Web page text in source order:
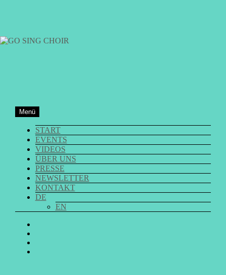
GO SING CHOIR
Menü
START
EVENTS
VIDEOS
ÜBER UNS
PRESSE
NEWSLETTER
KONTAKT
DE
EN